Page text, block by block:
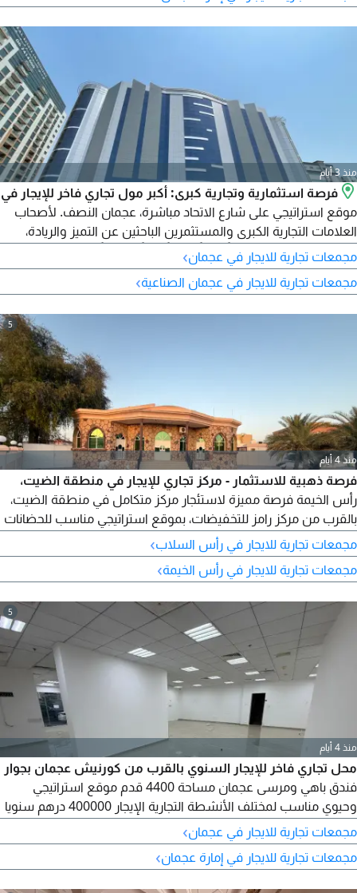
منذ 3 أيام
فرصة استثمارية وتجارية كبرى: أكبر مول تجاري فاخر للإيجار في
موقع استراتيجي على شارع الاتحاد مباشرة، عجمان النصف. لأصحاب
العلامات التجارية الكبرى والمستثمرين الباحثين عن التميز والريادة،
نطرح بين أيديكم مشروعاً تجارياً ضخماً (مولاً متكاملاً) بمواصفات
عالمية وتصميم هندسي متطور، يقع في أكثر المواقع حيوية ونشاطاً
في إمارة عجمان. الموقع الاستراتيجي يقع مباشرة على شارع الاتحاد
مجمعات تجارية للايجار في عجمان›
مجمعات تجارية للايجار في عجمان الصناعية›
5
منذ 4 أيام
فرصة ذهبية للاستثمار - مركز تجاري للإيجار في منطقة الضيت،
رأس الخيمة فرصة مميزة لاستئجار مركز متكامل في منطقة الضيت،
بالقرب من مركز رامز للتخفيضات، بموقع استراتيجي مناسب للحضانات
أو المراكز التعليمية أو المكاتب أو مختلف الأنشطة التجارية. تفاصيل
العقار المساحة حوالي 12000 قدم مربع - 5 صفوف دراسية - 4 دورات
مياه - مسرح كبير - 3 مكاتب ادارية
مجمعات تجارية للايجار في رأس السلاب›
مجمعات تجارية للايجار في رأس الخيمة›
5
منذ 4 أيام
محل تجاري فاخر للإيجار السنوي بالقرب من كورنيش عجمان بجوار
فندق باهي ومرسى عجمان مساحة 4400 قدم موقع استراتيجي
وحيوي مناسب لمختلف الأنشطة التجارية الإيجار 400000 درهم سنويا
شامل الفواتير
مجمعات تجارية للايجار في عجمان›
مجمعات تجارية للايجار في إمارة عجمان›